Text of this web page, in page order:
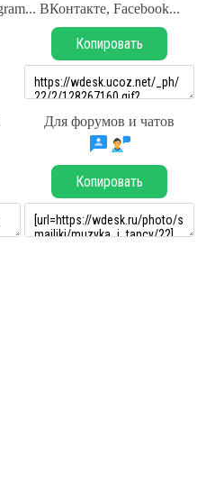
ВКонтакте, Facebook...
Копировать
Для форумов и чатов
Копировать